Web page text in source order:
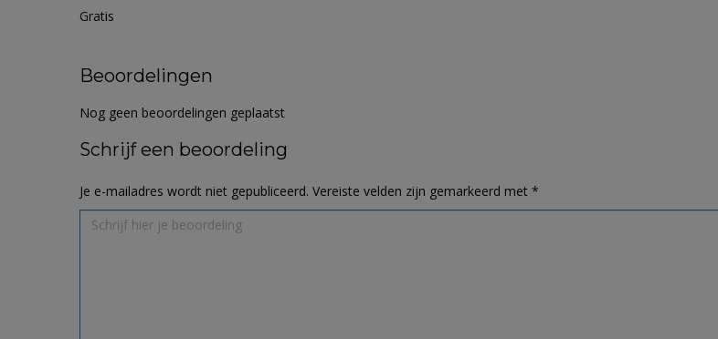
Gratis
Beoordelingen
Nog geen beoordelingen geplaatst
Schrijf een beoordeling
Je e-mailadres wordt niet gepubliceerd. Vereiste velden zijn gemarkeerd met *